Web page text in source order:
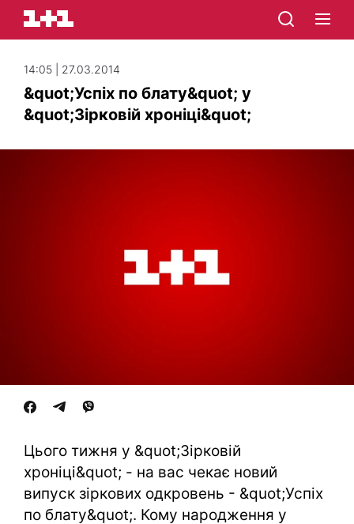
14:05 | 27.03.2014
&quot;Успіх по блату&quot; у
&quot;Зірковій хроніці&quot;
Цього тижня у &quot;Зірковій
хроніці&quot; - на вас чекає новий
випуск зіркових одкровень - &quot;Успіх
по блату&quot;. Кому народження у